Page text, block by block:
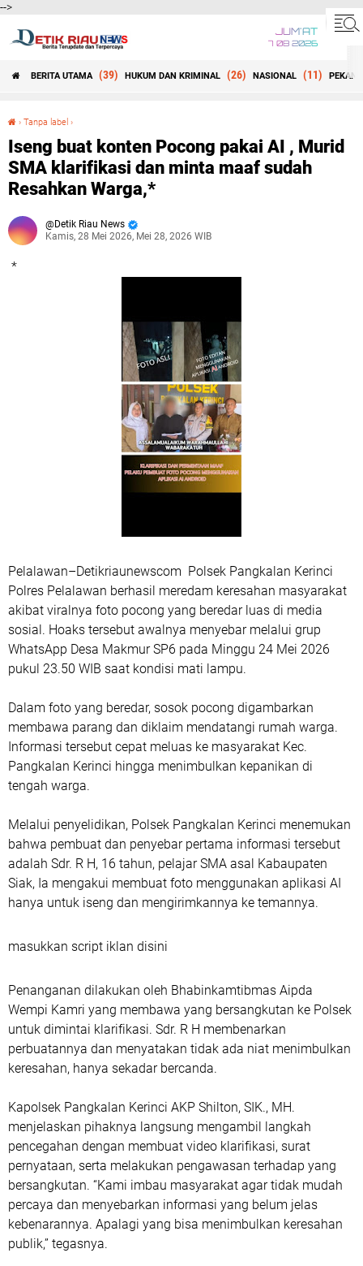
-->
JUM'AT
7 08 2026
BERITA UTAMA (39) HUKUM DAN KRIMINAL (26) NASIONAL (11)
› Tanpa label ›
Iseng buat konten Pocong pakai AI , Murid
SMA klarifikasi dan minta maaf sudah
Resahkan Warga,*
Detik Riau News
Kamis, 28 Mei 2026, Mei 28, 2026 WIB
*
Pelalawan–Detikriaunewscom Polsek Pangkalan Kerinci
Polres Pelalawan berhasil meredam keresahan masyarakat
akibat viralnya foto pocong yang beredar luas di media
sosial. Hoaks tersebut awalnya menyebar melalui grup
WhatsApp Desa Makmur SP6 pada Minggu 24 Mei 2026
pukul 23.50 WIB saat kondisi mati lampu.
Dalam foto yang beredar, sosok pocong digambarkan
membawa parang dan diklaim mendatangi rumah warga.
Informasi tersebut cepat meluas ke masyarakat Kec.
Pangkalan Kerinci hingga menimbulkan kepanikan di
tengah warga.
Melalui penyelidikan, Polsek Pangkalan Kerinci menemukan
bahwa pembuat dan penyebar pertama informasi tersebut
adalah Sdr. R H, 16 tahun, pelajar SMA asal Kabaupaten
Siak, Ia mengakui membuat foto menggunakan aplikasi AI
hanya untuk iseng dan mengirimkannya ke temannya.
masukkan script iklan disini
Penanganan dilakukan oleh Bhabinkamtibmas Aipda
Wempi Kamri yang membawa yang bersangkutan ke Polsek
untuk dimintai klarifikasi. Sdr. R H membenarkan
perbuatannya dan menyatakan tidak ada niat menimbulkan
keresahan, hanya sekadar bercanda.
Kapolsek Pangkalan Kerinci AKP Shilton, SIK., MH.
menjelaskan pihaknya langsung mengambil langkah
pencegahan dengan membuat video klarifikasi, surat
pernyataan, serta melakukan pengawasan terhadap yang
bersangkutan. “Kami imbau masyarakat agar tidak mudah
percaya dan menyebarkan informasi yang belum jelas
kebenarannya. Apalagi yang bisa menimbulkan keresahan
publik,” tegasnya.